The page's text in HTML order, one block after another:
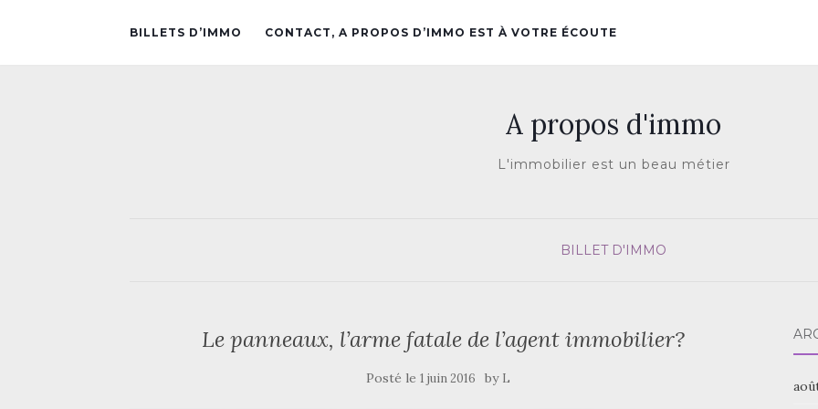
BILLETS D’IMMO CONTACT, A PROPOS D’IMMO EST À VOTRE ÉCOUTE
A propos d'immo
L'immobilier est un beau métier
BILLET D'IMMO
Le panneaux, l’arme fatale de l’agent immobilier?
Posté le1 juin 2016 by L